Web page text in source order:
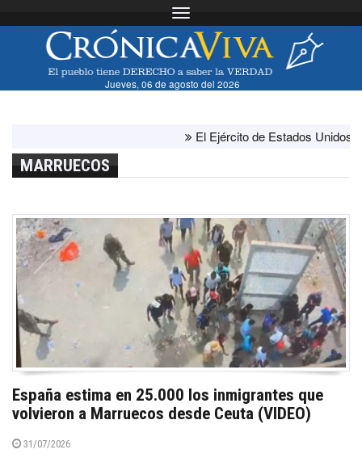
Toggle navigation
Jueves, 06 de agosto del 2026
El Ejército de Estados Unidos ha
MARRUECOS
España estima en 25.000 los inmigrantes que
volvieron a Marruecos desde Ceuta (VIDEO)
31/07/2026